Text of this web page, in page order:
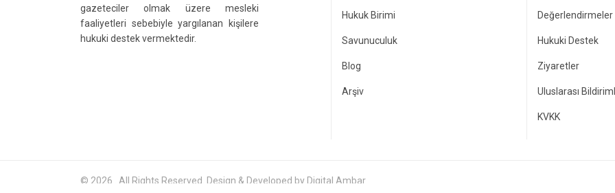
gazeteciler olmak üzere mesleki
faaliyetleri sebebiyle yargılanan kişilere
hukuki destek vermektedir.
Hukuk Birimi
Savunuculuk
Blog
Arşiv
Değerlendirmeler
Hukuki Destek
Ziyaretler
Uluslarası
KVKK
© 2026 . All Rights Reserved. Design & Developed by Digital Ambar